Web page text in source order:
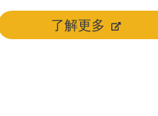
了解更多